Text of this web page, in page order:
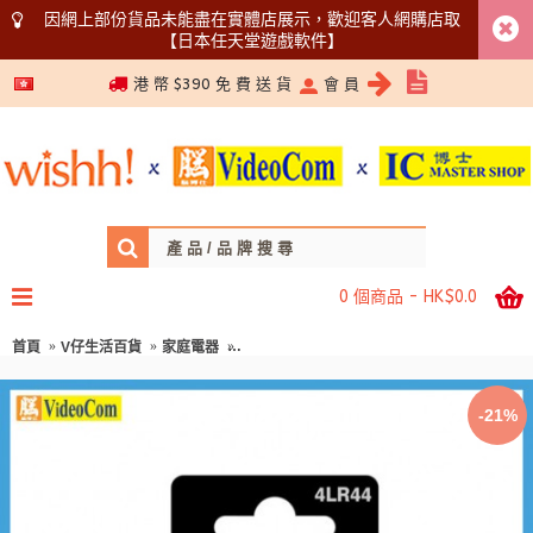
因網上部份貨品未能盡在實體店展示，歡迎客人網購店取
【日本任天堂遊戲軟件】
5366 1340
港 幣 $390 免 費 送 貨 會 員
0 個商品 - HK$0.0
首頁 V仔生活百貨 家庭電器 CAMELION Alkaline Battery 4LR44鹼性電
-21%